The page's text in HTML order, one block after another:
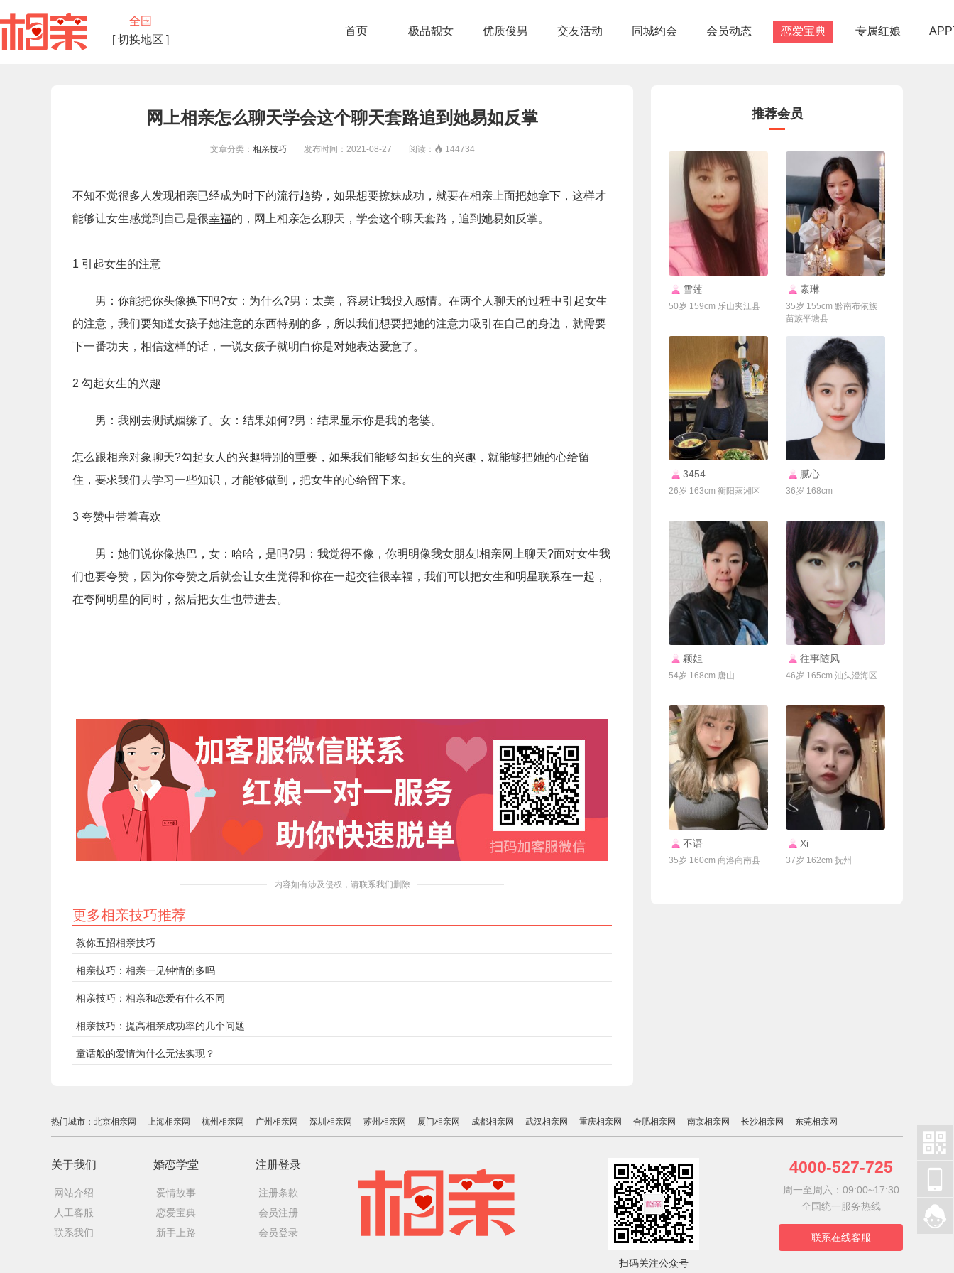
全国
[ 切换地区 ]
首页 极品靓女 优质俊男 交友活动 同城约会 会员动态 恋爱宝典 专属红娘
网上相亲怎么聊天学会这个聊天套路追到她易如反掌
文章分类： 相亲技巧发布时间：2021-08-27 阅读：  144734
不知不觉很多人发现相亲已经成为时下的流行趋势，如果想要撩妹成功，就要在相亲上面把她拿下，这样才
能够让女生感觉到自己是很幸福的，网上相亲怎么聊天，学会这个聊天套路，追到她易如反掌。
1 引起女生的注意
男：你能把你头像换下吗?女：为什么?男：太美，容易让我投入感情。在两个人聊天的过程中引起女生
的注意，我们要知道女孩子她注意的东西特别的多，所以我们想要把她的注意力吸引在自己的身边，就需要
下一番功夫，相信这样的话，一说女孩子就明白你是对她表达爱意了。
2 勾起女生的兴趣
男：我刚去测试姻缘了。女：结果如何?男：结果显示你是我的老婆。
怎么跟相亲对象聊天?勾起女人的兴趣特别的重要，如果我们能够勾起女生的兴趣，就能够把她的心给留
住，要求我们去学习一些知识，才能够做到，把女生的心给留下来。
3 夸赞中带着喜欢
男：她们说你像热巴，女：哈哈，是吗?男：我觉得不像，你明明像我女朋友!相亲网上聊天?面对女生我
们也要夸赞，因为你夸赞之后就会让女生觉得和你在一起交往很幸福，我们可以把女生和明星联系在一起，
在夸阿明星的同时，然后把女生也带进去。
内容如有涉及侵权，请联系我们删除
更多相亲技巧推荐
教你五招相亲技巧
相亲技巧：相亲一见钟情的多吗
相亲技巧：相亲和恋爱有什么不同
相亲技巧：提高相亲成功率的几个问题
童话般的爱情为什么无法实现？
推荐会员
雪莲
50岁 159cm 乐山夹江县
素琳
35岁 155cm 黔南布依族
苗族平塘县
联系Ta
3454
26岁 163cm 衡阳蒸湘区
腻心
36岁 168cm
颖姐
54岁 168cm 唐山
联系Ta
往事随风
46岁 165cm 汕头澄海区
不语
35岁 160cm 商洛商南县
Xi
37岁 162cm 抚州
热门城市： 北京相亲网 上海相亲网 杭州相亲网 广州相亲网 深圳相亲网 苏州相亲网 厦门相亲网 成都相亲网 武汉相亲网 重庆相亲网 合肥相亲网 南京相亲网 长沙相亲网 东莞相亲网
关于我们
网站介绍
人工客服
联系我们
婚恋学堂
爱情故事
恋爱宝典
新手上路
注册登录
注册条款
会员注册
会员登录
扫码关注公众号
4000-527-725
周一至周六：09:00~17:30
全国统一服务热线
联系在线客服

